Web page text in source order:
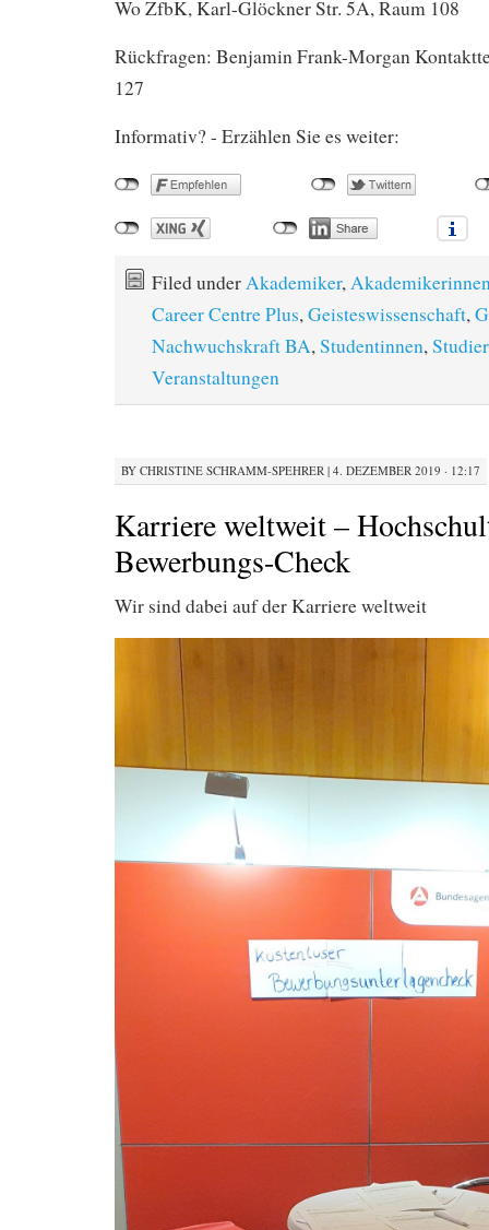
Wo ZfbK, Karl-Glöckner Str. 5A, Raum 108
Rückfragen: Benjamin Frank-Morgan
127
Informativ? - Erzählen Sie es weiter:
Filed underAkademiker,
Career Centre Plus,Geisteswissenschaft,
Nachwuchskraft BA,Studentinnen,
Veranstaltungen
BY CHRISTINE SCHRAMM-SPEHRER | 4. DEZEMBER 2019 · 12:17
Karriere weltweit –
Bewerbungs-Check
Wir sind dabei auf der Karriere weltweit